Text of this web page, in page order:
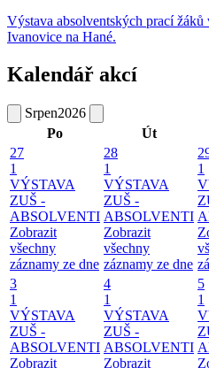
Výstava absolventských prací
Ivanovice na Hané.
Kalendář akcí
Srpen2026
Po
Út
27
1
VÝSTAVA
ZUŠ -
ABSOLVENTI
Zobrazit
všechny
záznamy ze dne
28
1
VÝSTAVA
ZUŠ -
ABSOLVENTI
Zobrazit
všechny
záznamy ze dne
1
3
1
VÝSTAVA
ZUŠ -
ABSOLVENTI
Zobrazit
4
1
VÝSTAVA
ZUŠ -
ABSOLVENTI
Zobrazit
5
1